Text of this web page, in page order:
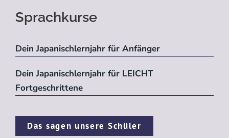
Sprachkurse
Dein Japanischlernjahr für Anfänger
Dein Japanischlernjahr für LEICHT
Fortgeschrittene
Das sagen unsere Schüler